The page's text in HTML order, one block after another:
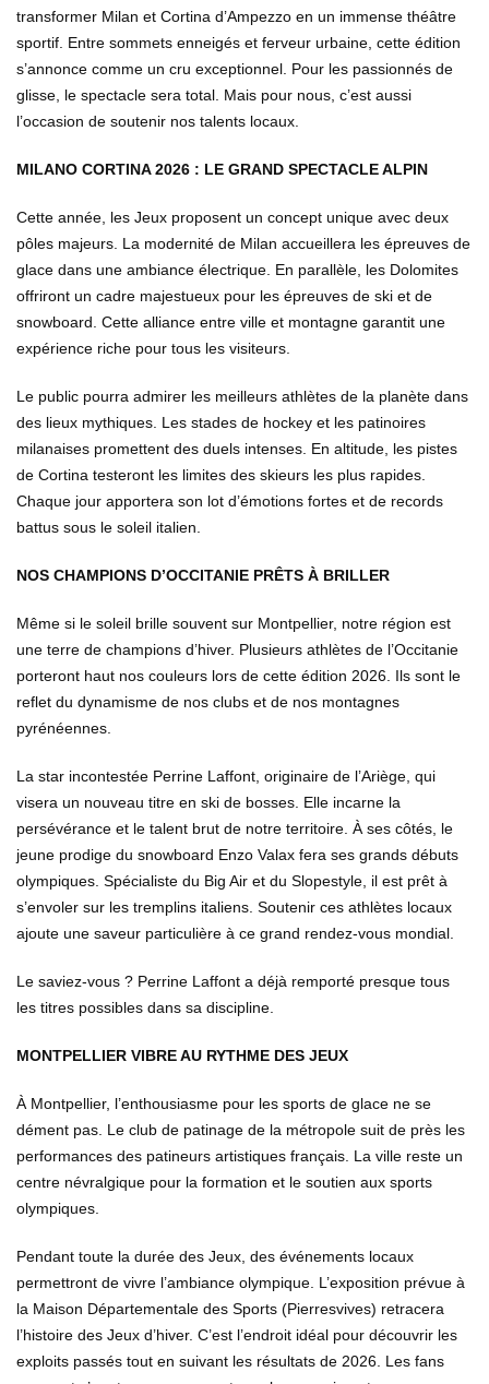
transformer Milan et Cortina d’Ampezzo en un immense théâtre
sportif. Entre sommets enneigés et ferveur urbaine, cette édition
s’annonce comme un cru exceptionnel. Pour les passionnés de
glisse, le spectacle sera total. Mais pour nous, c’est aussi
l’occasion de soutenir nos talents locaux.
MILANO CORTINA 2026 : LE GRAND SPECTACLE ALPIN
Cette année, les Jeux proposent un concept unique avec deux
pôles majeurs. La modernité de Milan accueillera les épreuves de
glace dans une ambiance électrique. En parallèle, les Dolomites
offriront un cadre majestueux pour les épreuves de ski et de
snowboard. Cette alliance entre ville et montagne garantit une
expérience riche pour tous les visiteurs.
Le public pourra admirer les meilleurs athlètes de la planète dans
des lieux mythiques. Les stades de hockey et les patinoires
milanaises promettent des duels intenses. En altitude, les pistes
de Cortina testeront les limites des skieurs les plus rapides.
Chaque jour apportera son lot d’émotions fortes et de records
battus sous le soleil italien.
NOS CHAMPIONS D’OCCITANIE PRÊTS À BRILLER
Même si le soleil brille souvent sur Montpellier, notre région est
une terre de champions d’hiver. Plusieurs athlètes de l’Occitanie
porteront haut nos couleurs lors de cette édition 2026. Ils sont le
reflet du dynamisme de nos clubs et de nos montagnes
pyrénéennes.
La star incontestée Perrine Laffont, originaire de l’Ariège, qui
visera un nouveau titre en ski de bosses. Elle incarne la
persévérance et le talent brut de notre territoire. À ses côtés, le
jeune prodige du snowboard Enzo Valax fera ses grands débuts
olympiques. Spécialiste du Big Air et du Slopestyle, il est prêt à
s’envoler sur les tremplins italiens. Soutenir ces athlètes locaux
ajoute une saveur particulière à ce grand rendez-vous mondial.
Le saviez-vous ? Perrine Laffont a déjà remporté presque tous
les titres possibles dans sa discipline.
MONTPELLIER VIBRE AU RYTHME DES JEUX
À Montpellier, l’enthousiasme pour les sports de glace ne se
dément pas. Le club de patinage de la métropole suit de près les
performances des patineurs artistiques français. La ville reste un
centre névralgique pour la formation et le soutien aux sports
olympiques.
Pendant toute la durée des Jeux, des événements locaux
permettront de vivre l’ambiance olympique. L’exposition prévue à
la Maison Départementale des Sports (Pierresvives) retracera
l’histoire des Jeux d’hiver. C’est l’endroit idéal pour découvrir les
exploits passés tout en suivant les résultats de 2026. Les fans